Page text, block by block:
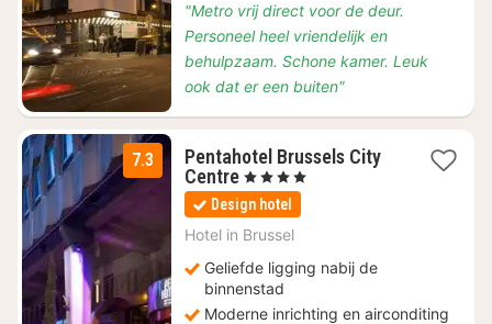
"Metro vrij direct voor de deur.
Personeel heel vriendelijk en
behulpzaam. Schone kamer. Leuk
ook dat er een buiten"
7.3
Pentahotel Brussels City
Centre1
nacht
vanaf
€
, 4 Sterren
Design hotel
Hotel in Brussel
Geliefde ligging nabij de
binnenstad
Moderne inrichting en airconditing